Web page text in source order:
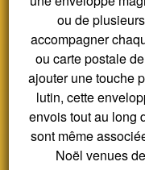
ou de
accompagner
ou carte postale
ajouter une touche
lutin, cette
envois tout au long
sont même
Noël venues